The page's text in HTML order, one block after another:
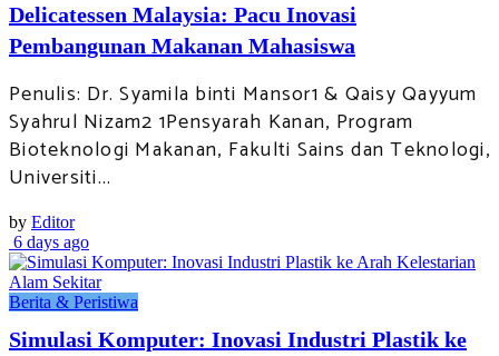
Delicatessen Malaysia: Pacu Inovasi
Pembangunan Makanan Mahasiswa
Penulis: Dr. Syamila binti Mansor1 & Qaisy Qayyum
Syahrul Nizam2 1Pensyarah Kanan, Program
Bioteknologi Makanan, Fakulti Sains dan Teknologi,
Universiti...
by Editor
6 days ago
Berita & Peristiwa
Simulasi Komputer: Inovasi Industri Plastik ke